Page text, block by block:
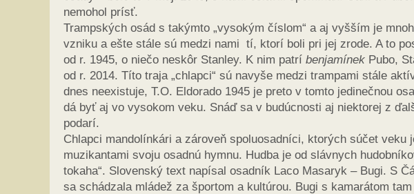
nemohol prísť.
Trampských osád s takýmto „vysokým číslom“ a aj vyšším je
vzniku a ešte stále sú medzi nami tí, ktorí boli pri jej zrode. A to
od r. 1945, o niečo neskôr Stanley. K nim patrí benjamínek Pubo,
od r. 2014. Títo traja „chlapci“ sú navyše medzi trampami stále
dnes neexistuje, T.O. Eldorado 1945 je preto v tomto jedinečnou
dá byť aj vo vysokom veku. Snáď sa v budúcnosti aj niektorej z
podarí.
Chlapci mandolínkári a zároveň spoluosadníci, ktorých súčet veku
muzikantami svoju osadnú hymnu. Hudba je od slávnych
tokaha“. Slovenský text napísal osadník Laco Masaryk – Bugi. S
sa schádzala mládež za športom a kultúrou. Bugi s kamarátom